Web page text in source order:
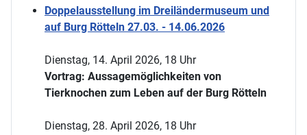
Doppelausstellung im Dreiländermuseum und
auf Burg Rötteln 27.03. - 14.06.2026
Dienstag, 14. April 2026, 18 Uhr
Vortrag: Aussagemöglichkeiten von
Tierknochen zum Leben auf der Burg Rötteln
Dienstag, 28. April 2026, 18 Uhr